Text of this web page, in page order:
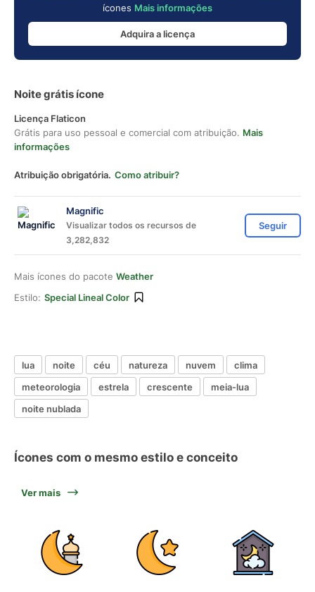
ícones Mais informações
Adquira a licença
Noite grátis ícone
Licença Flaticon
Grátis para uso pessoal e comercial com atribuição. Mais
informações
Atribuição obrigatória. Como atribuir?
Magnific
Visualizar todos os recursos de
3,282,832
Seguir
Mais ícones do pacote Weather
Estilo: Special Lineal Color
lua noite céu natureza nuvem
clima
meteorologia
estrela crescente
meia-lua
noite nublada
Ícones com o mesmo estilo e conceito
Ver mais